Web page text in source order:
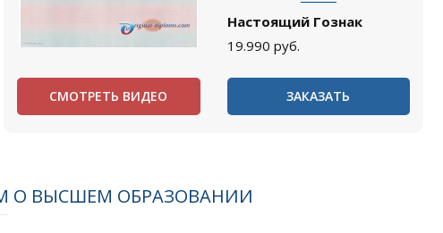
Настоящий Гознак
19.990 руб.
СМОТРЕТЬ ВИДЕО ЗАКАЗАТЬ
О ВЫСШЕМ ОБРАЗОВАНИИ